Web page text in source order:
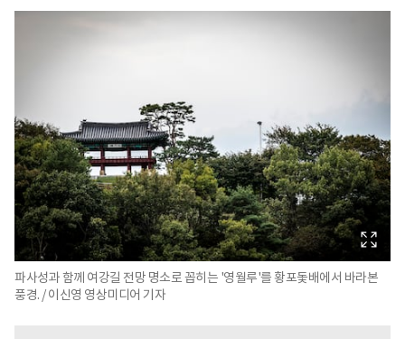
파사성과 함께 여강길 전망 명소로 꼽히는 '영월루'를 황포돛배에서 바라본
풍경. / 이신영 영상미디어 기자